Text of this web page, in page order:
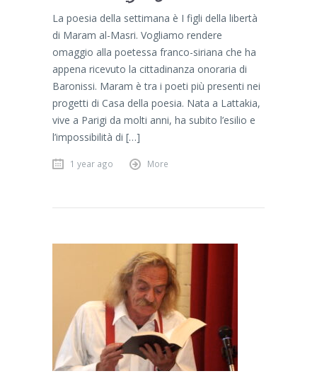
La poesia della settimana è I figli della libertà
di Maram al-Masri. Vogliamo rendere
omaggio alla poetessa franco-siriana che ha
appena ricevuto la cittadinanza onoraria di
Baronissi. Maram è tra i poeti più presenti nei
progetti di Casa della poesia. Nata a Lattakia,
vive a Parigi da molti anni, ha subito l’esilio e
l’impossibilità di […]
1 year ago More